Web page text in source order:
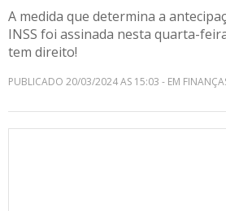
A medida que determina a
INSS foi assinada nesta quarta-
tem direito!
PUBLICADO 20/03/2024 AS 15:03 - EM